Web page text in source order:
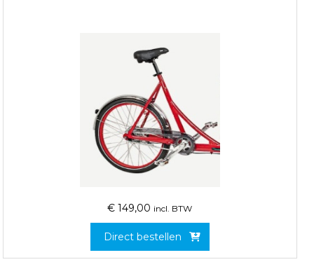
€ 149,00 incl. BTW
Direct bestellen